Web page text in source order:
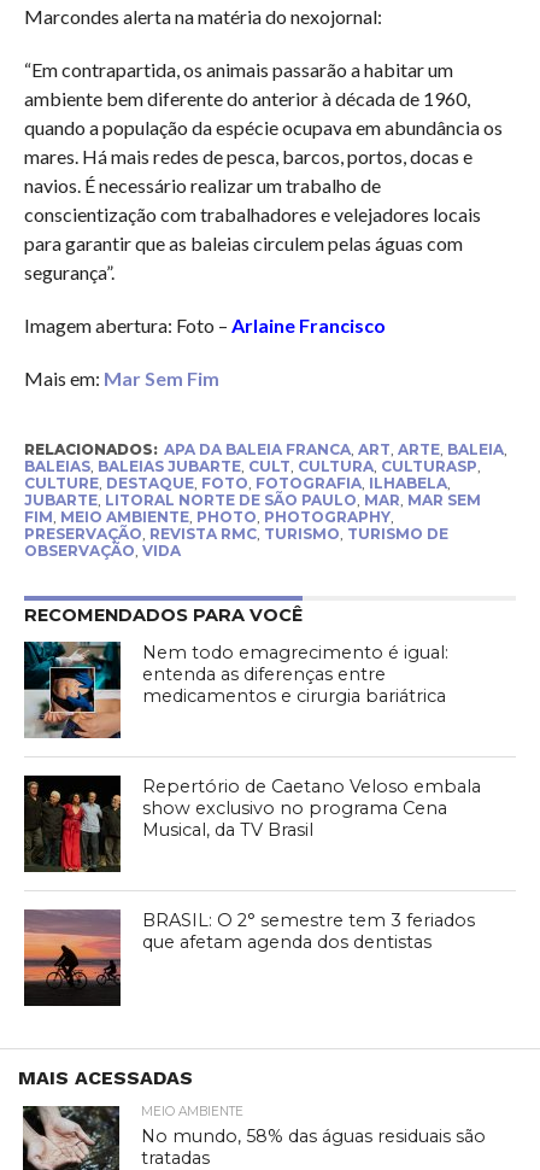
Marcondes alerta na matéria do nexojornal:
“Em contrapartida, os animais passarão a habitar um
ambiente bem diferente do anterior à década de 1960,
quando a população da espécie ocupava em abundância os
mares. Há mais redes de pesca, barcos, portos, docas e
navios. É necessário realizar um trabalho de
conscientização com trabalhadores e velejadores locais
para garantir que as baleias circulem pelas águas com
segurança”.
Imagem abertura: Foto – Arlaine Francisco
Mais em: Mar Sem Fim
RELACIONADOS: APA DA BALEIA FRANCA, ART ARTE, BALEIA,
BALEIAS, BALEIAS JUBARTE, CULT CULTURA, CULTURASP
CULTURE, DESTAQUE, FOTO FOTOGRAFIA, ILHABELA,
JUBARTE, LITORAL NORTE DE SÃO PAULO MAR MAR SEM
FIM MEIO AMBIENTE, PHOTO PHOTOGRAPHY,
PRESERVAÇÃO REVISTA RMC, TURISMO TURISMO DE
OBSERVAÇÃO VIDA
RECOMENDADOS PARA VOCÊ
Nem todo emagrecimento é igual:
entenda as diferenças entre
medicamentos e cirurgia bariátrica
Repertório de Caetano Veloso embala
show exclusivo no programa Cena
Musical, da TV Brasil
BRASIL: O 2° semestre tem 3 feriados
que afetam agenda dos dentistas
MAIS ACESSADAS
MEIO AMBIENTE
No mundo, 58% das águas residuais são
tratadas